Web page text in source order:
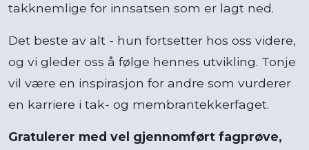
takknemlige for innsatsen som er lagt ned.
Det beste av alt - hun fortsetter hos oss videre,
og vi gleder oss å følge hennes utvikling. Tonje
vil være en inspirasjon for andre som vurderer
en karriere i tak- og membrantekkerfaget.
Gratulerer med vel gjennomført fagprøve,